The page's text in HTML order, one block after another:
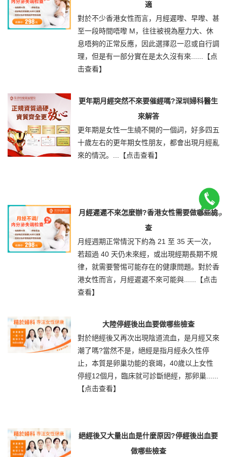
適
對於不少香港女性而言，月經遲嚟、早嚟、甚
至一段時間唔嚟 M，往往被視為壓力大、休
息唔夠的正常反應，因此選擇忍一忍或自行調
理，但是有一部分實在是太久沒有來......
【点
击查看】
更年期月經突然不來要催經嗎?深圳婦科醫生
來解答
更年期是女性一生繞不開的一個詞，好多四五
十歲左右的更年期女性朋友，都會出現月經亂
來的情況。...
【点击查看】
月經遲遲不來怎麼辦?香港女性需要做哪些檢
查
月經週期正常情況下約為 21 至 35 天一次，
若超過 40 天仍未來經，或出現經期長期不規
律，就需要警惕可能存在的健康問題。對於香
港女性而言，月經遲遲不來可能與......
【点击
查看】
大陸停經後出血要做哪些檢查
對於絕經後又再次出現陰道流血，是月經又來
潮了嗎?當然不是，絕經是指月經永久性停
止，本質是卵巢功能的衰竭，40歲以上女性
停經12個月，臨床就可診斷絕經，那卵巢......
【点击查看】
絕經後又大量出血是什麼原因?停經後出血要
做哪些檢查